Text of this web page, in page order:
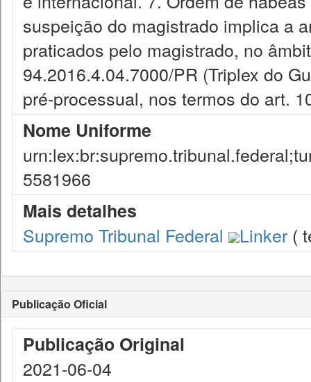
Nome Uniforme
5581966
Mais detalhes
Supremo Tribunal Federal
Linker (
Publicação Oficial
Publicação Original
2021-06-04